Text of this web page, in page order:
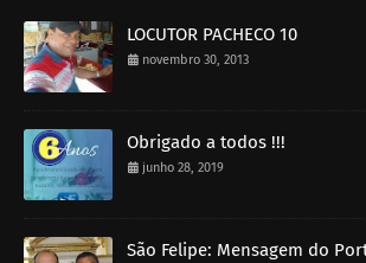
LOCUTOR PACHECO 10
novembro 30, 2013
Obrigado a todos !!!
junho 28, 2019
São Felipe: Mensagem do